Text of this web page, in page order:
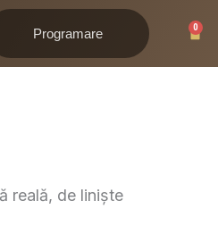
Programare 0
Cart
reală, de liniște